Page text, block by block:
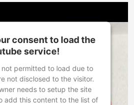
consent to load the
service!
permitted to load due to
not disclosed to the visitor.
needs to setup the site
add this content to the list of